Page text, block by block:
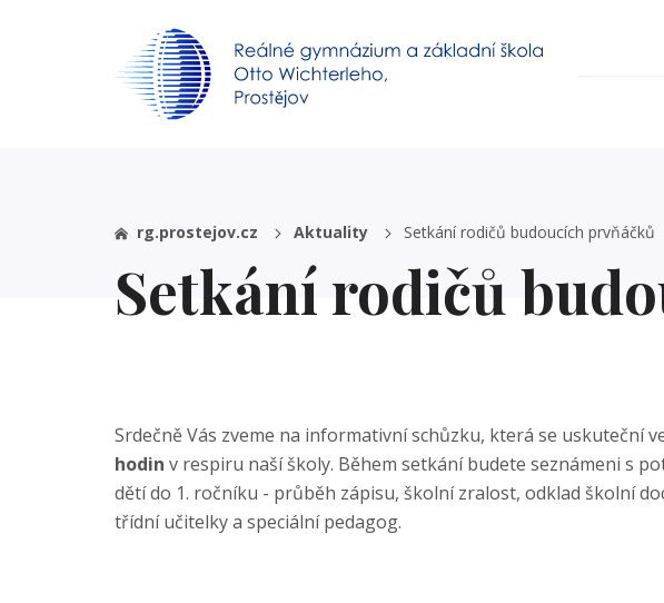
rg.prostejov.cz Aktuality Setkání rodičů budoucích prvňáčků
Setkání rodičů
Srdečně Vás zveme na informativní schůzku, která se uskuteční
hodin v respiru naší školy. Během setkání budete seznámeni s
dětí do 1. ročníku - průběh zápisu, školní zralost, odklad školní
třídní učitelky a speciální pedagog.